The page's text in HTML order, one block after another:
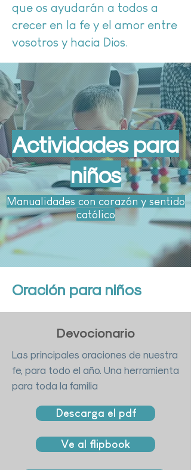
que os ayudarán a todos a
crecer en la fe y el amor entre
vosotros y hacia Dios.
Actividades para
niños
Manualidades con corazón y sentido
católico
Oración para niños
Devocionario
Las principales oraciones de nuestra
fe, para todo el año. Una herramienta
para toda la familia
Descarga el pdf
Ve al flipbook